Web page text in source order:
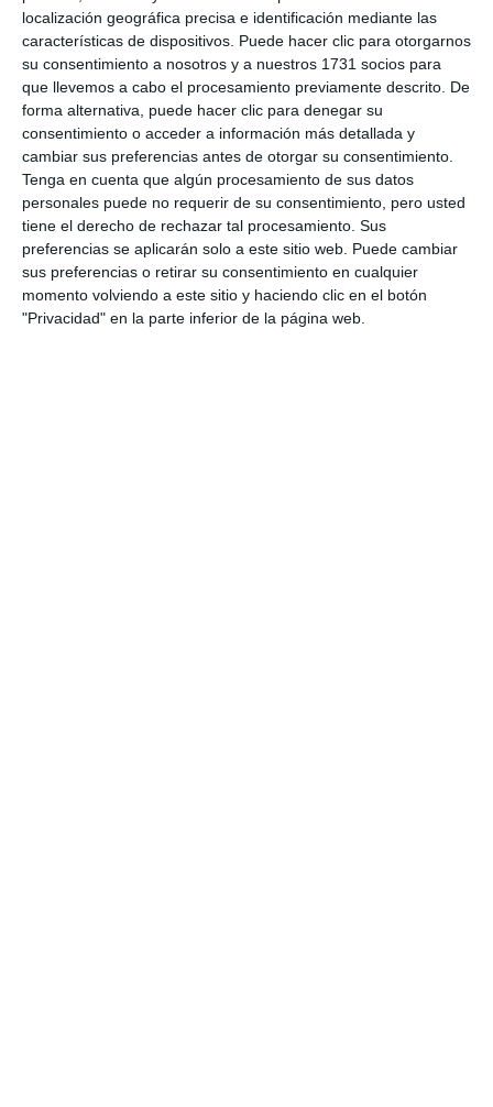
localización geográfica precisa e identificación mediante las
características de dispositivos. Puede hacer clic para otorgarnos
su consentimiento a nosotros y a nuestros 1731 socios para
que llevemos a cabo el procesamiento previamente descrito. De
forma alternativa, puede hacer clic para denegar su
consentimiento o acceder a información más detallada y
cambiar sus preferencias antes de otorgar su consentimiento.
Tenga en cuenta que algún procesamiento de sus datos
personales puede no requerir de su consentimiento, pero usted
tiene el derecho de rechazar tal procesamiento. Sus
preferencias se aplicarán solo a este sitio web. Puede cambiar
sus preferencias o retirar su consentimiento en cualquier
momento volviendo a este sitio y haciendo clic en el botón
"Privacidad" en la parte inferior de la página web.